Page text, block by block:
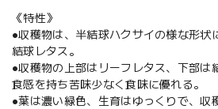
《特性》
●収穫物は、半結球ハクサイの様な形状
結球レタス。
●収穫物の上部はリーフレタス、下部は
食感を持ち苦味少なく食味に優れる。
●葉は濃い緑色、生育はゆっくりで、収